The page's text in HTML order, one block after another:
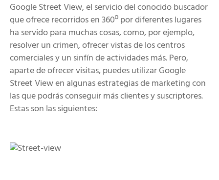
Google Street View, el servicio del conocido buscador
que ofrece recorridos en 360º por diferentes lugares
ha servido para muchas cosas, como, por ejemplo,
resolver un crimen, ofrecer vistas de los centros
comerciales y un sinfín de actividades más. Pero,
aparte de ofrecer visitas, puedes utilizar Google
Street View en algunas estrategias de marketing con
las que podrás conseguir más clientes y suscriptores.
Estas son las siguientes: